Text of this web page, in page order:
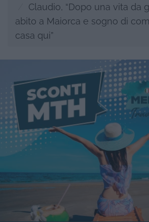
Claudio, “Dopo una vita da
abito a Maiorca e sogno di
casa qui”